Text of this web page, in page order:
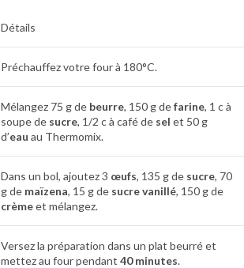
Détails
Préchauffez votre four à 180°C.
Mélangez 75 g de beurre, 150 g defarine, 1 c à
soupe de sucre, 1/2 c à café de sel et 50 g
d’eau au Thermomix.
Dans un bol, ajoutez 3 œufs, 135 g de sucre, 70
g de maïzena, 15 g de sucre vanillé, 150 g de
crèmeet mélangez.
Versez la préparation dans un plat beurré et
mettez au four pendant 40 minutes.